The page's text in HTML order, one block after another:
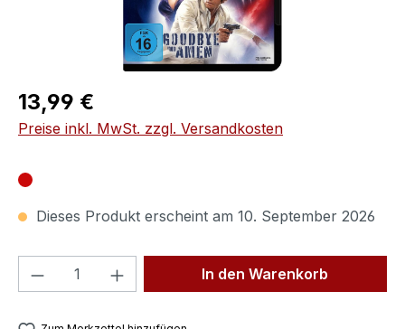
Regulärer Preis:
13,99 €
Preise inkl. MwSt. zzgl. Versandkosten
Dieses Produkt erscheint am 10. September 2026
Produkt Anzahl: Gib denIn den Warenkorb